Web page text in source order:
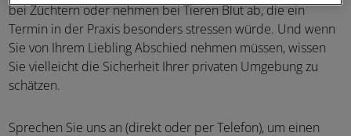
bei Züchtern oder nehmen bei Tieren Blut ab, die ein
Termin in der Praxis besonders stressen würde. Und wenn
Sie von Ihrem Liebling Abschied nehmen müssen, wissen
Sie vielleicht die Sicherheit Ihrer privaten Umgebung zu
schätzen.
Sprechen Sie uns an (direkt oder per Telefon), um einen